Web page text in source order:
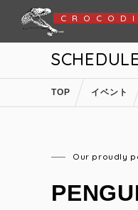
TOP イベント
Our proudly